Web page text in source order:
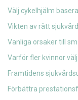
Välj cykelhjälm
Vikten av rätt
Vanliga orsaker till
Varför fler kvinnor
Framtidens
Förbättra